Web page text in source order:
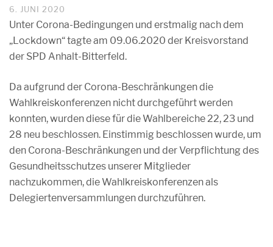
6. JUNI 2020
Unter Corona-Bedingungen und erstmalig nach dem
„Lockdown“ tagte am 09.06.2020 der Kreisvorstand
der SPD Anhalt-Bitterfeld.
Da aufgrund der Corona-Beschränkungen die
Wahlkreiskonferenzen nicht durchgeführt werden
konnten, wurden diese für die Wahlbereiche 22, 23 und
28 neu beschlossen. Einstimmig beschlossen wurde, um
den Corona-Beschränkungen und der Verpflichtung des
Gesundheitsschutzes unserer Mitglieder
nachzukommen, die Wahlkreiskonferenzen als
Delegiertenversammlungen durchzuführen.